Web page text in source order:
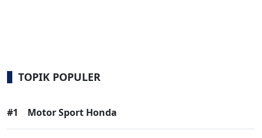
TOPIK POPULER
#1 Motor Sport Honda